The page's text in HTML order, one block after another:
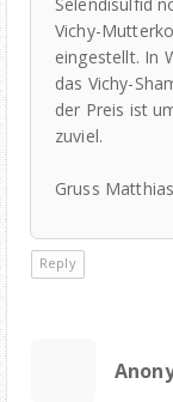
Vichy-
eingestellt. In
das Vichy-
der Preis ist
zuviel.
Gruss Matthias
Reply